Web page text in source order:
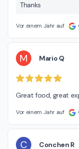
Thanks
Vor einem Jahr auf
M Mario Q
Great food, great
Vor einem Jahr auf
C Conchen R